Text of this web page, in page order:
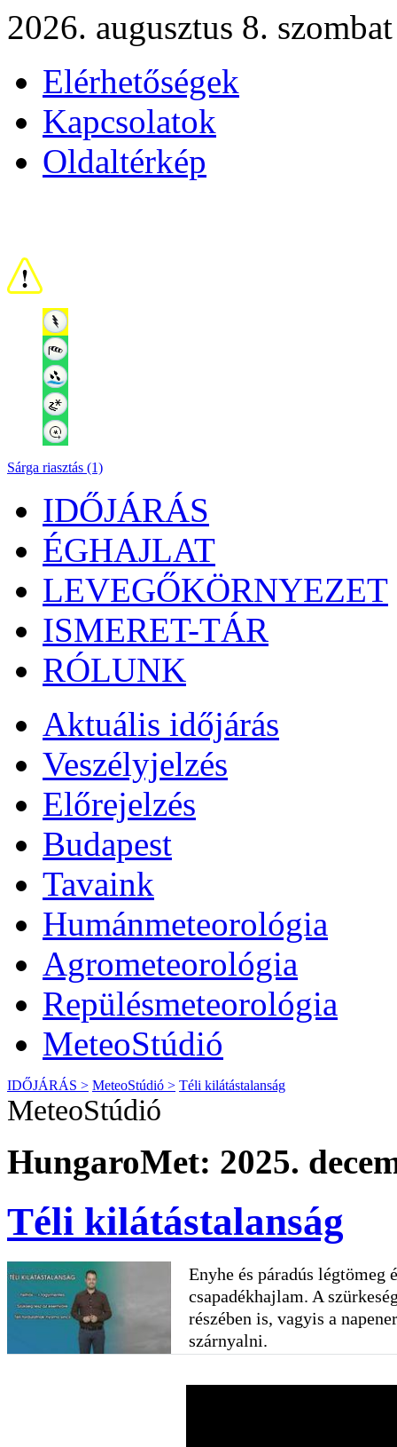
2026. augusztus 8. szombat
Elérhetőségek
Kapcsolatok
Oldaltérkép
Sárga riasztás (1)
IDŐJÁRÁS
ÉGHAJLAT
LEVEGŐKÖRNYEZET
ISMERET-TÁR
RÓLUNK
Aktuális időjárás
Veszélyjelzés
Előrejelzés
Budapest
Tavaink
Humánmeteorológia
Agrometeorológia
Repülésmeteorológia
MeteoStúdió
IDŐJÁRÁS > MeteoStúdió > Téli kilátástalanság
MeteoStúdió
HungaroMet: 2025.
Téli kilátástalanság
Enyhe és páradús
csapadékhajlam. A
részében is, vagyis a
szárnyalni.